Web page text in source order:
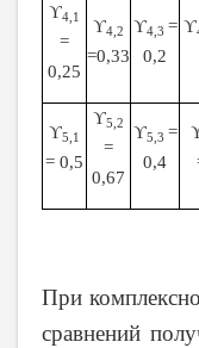
ϒ4,1
=
0,25
ϒ4,2
=0,33
ϒ4,3 =
0,2
ϒ
ϒ5,1
= 0,5
ϒ5,2
=
0,67
ϒ5,3 =
0,4
При
сравнений